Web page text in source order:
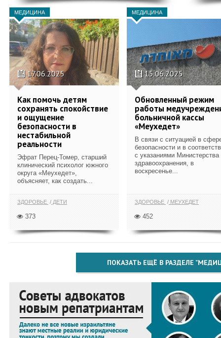
МЕДИЦИНА
17.06.2025
Как помочь детям
сохранять спокойствие
и ощущение
безопасности в
нестабильной
реальности
Эфрат Перец-Томер, старший
клинический психолог южного
округа «Меухедет»,
объясняет, как создать...
ЗДОРОВЬЕ ДЕТИ
373
МЕДИЦИНА
15.06.2025
Обновленный режим
работы
больничной кассы
«Меухедет»
В связи с ситуацией в
безопасности и в
с указаниями Министерства
здравоохранения, в
воскресенье...
ЗДОРОВЬЕ МЕУХЕДЕТ
452
ПОКАЗАТЬ ЕЩЁ В РАЗДЕЛЕ